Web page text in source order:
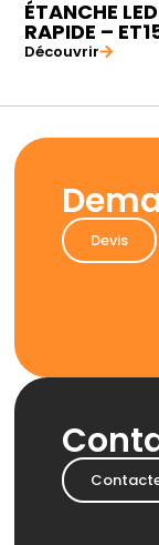
ÉTANCHE
RAPIDE –
Découvrir
Devis